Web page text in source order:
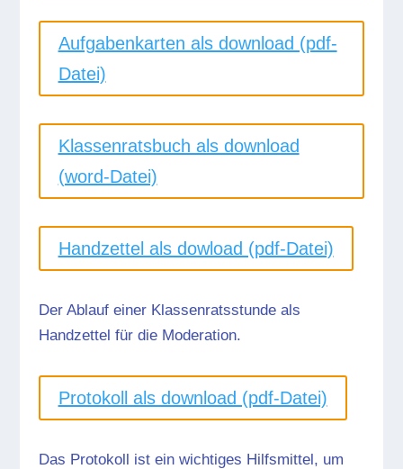
Aufgabenkarten als download (pdf-
Datei)
Klassenratsbuch als download
(word-Datei)
Handzettel als dowload (pdf-Datei)
Der Ablauf einer Klassenratsstunde als
Handzettel für die Moderation.
Protokoll als download (pdf-Datei)
Das Protokoll ist ein wichtiges Hilfsmittel, um